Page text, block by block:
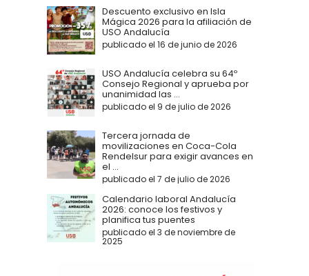
Descuento exclusivo en Isla
Mágica 2026 para la afiliación de
USO Andalucía
publicado el 16 de junio de 2026
USO Andalucía celebra su 64º
Consejo Regional y aprueba por
unanimidad las ...
publicado el 9 de julio de 2026
Tercera jornada de
movilizaciones en Coca-Cola
Rendelsur para exigir avances en
el ...
publicado el 7 de julio de 2026
Calendario laboral Andalucía
2026: conoce los festivos y
planifica tus puentes
publicado el 3 de noviembre de
2025